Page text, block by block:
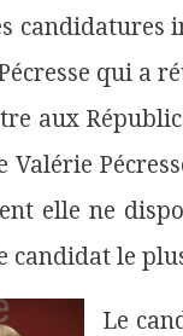
candidatures
qui a
aux
Valérie
elle ne
candidat le
Le